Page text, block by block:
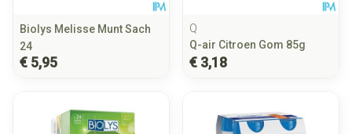
Biolys Melisse Munt Sach
24
€ 5,95
Q
Q-air Citroen Gom 85g
€ 3,18